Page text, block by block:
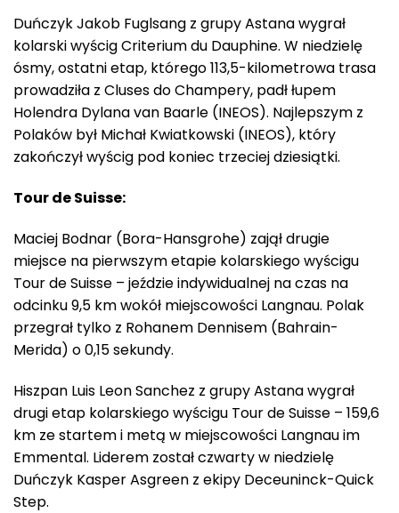
Duńczyk Jakob Fuglsang z grupy Astana wygrał
kolarski wyścig Criterium du Dauphine. W niedzielę
ósmy, ostatni etap, którego 113,5-kilometrowa trasa
prowadziła z Cluses do Champery, padł łupem
Holendra Dylana van Baarle (INEOS). Najlepszym z
Polaków był Michał Kwiatkowski (INEOS), który
zakończył wyścig pod koniec trzeciej dziesiątki.
Tour de Suisse:
Maciej Bodnar (Bora-Hansgrohe) zajął drugie
miejsce na pierwszym etapie kolarskiego wyścigu
Tour de Suisse – jeździe indywidualnej na czas na
odcinku 9,5 km wokół miejscowości Langnau. Polak
przegrał tylko z Rohanem Dennisem (Bahrain-
Merida) o 0,15 sekundy.
Hiszpan Luis Leon Sanchez z grupy Astana wygrał
drugi etap kolarskiego wyścigu Tour de Suisse – 159,6
km ze startem i metą w miejscowości Langnau im
Emmental. Liderem został czwarty w niedzielę
Duńczyk Kasper Asgreen z ekipy Deceuninck-Quick
Step.